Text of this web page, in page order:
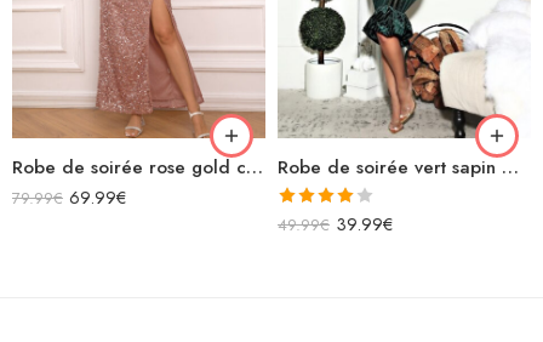
Robe de soirée rose gold courte fendue asymétrique sans manches à paillettes
79.99€ 69.99€
Robe de soirée vert sapin midi moulante rayée avec froufrous col v manches bouffantes
Note
49.99€ 39.99€